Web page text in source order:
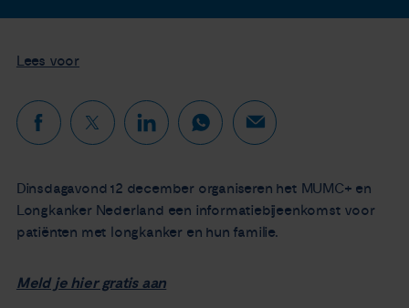
Doneer nu
Nieuws
Agenda
Over ons
Lees voor
Dinsdagavond 12 december organiseren het MUMC+ en
Longkanker Nederland een informatiebijeenkomst voor
patiënten met longkanker en hun familie.
Meld je hier gratis aan